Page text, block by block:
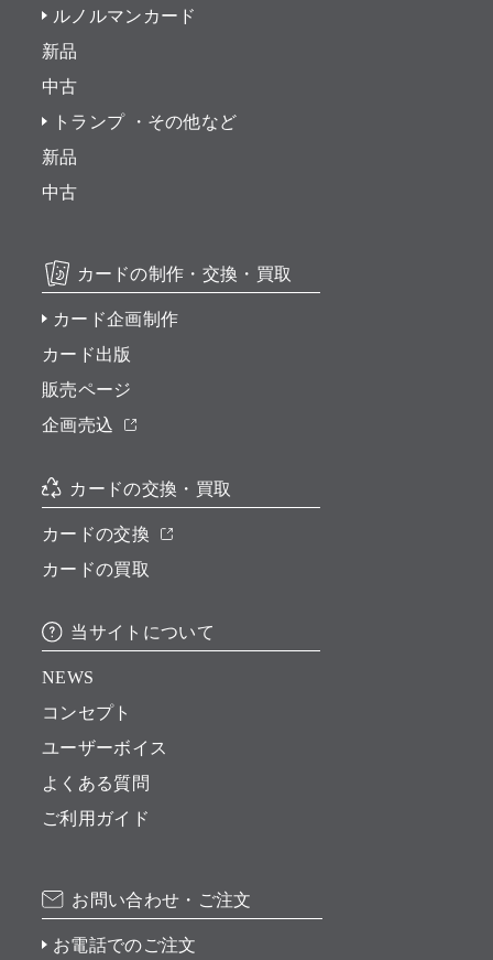
ルノルマンカード
新品
中古
トランプ ・その他など
新品
中古
カードの制作・交換・買取
カード企画制作
カード出版
販売ページ
企画売込
カードの交換・買取
カードの交換
カードの買取
当サイトについて
NEWS
コンセプト
ユーザーボイス
よくある質問
ご利用ガイド
お問い合わせ・ご注文
お電話でのご注文